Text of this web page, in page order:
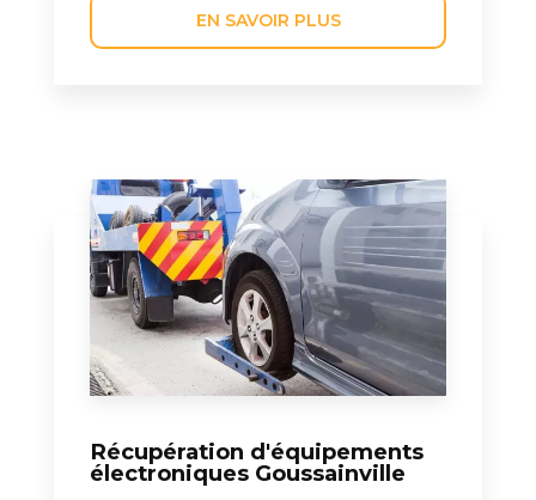
EN SAVOIR PLUS
Récupération d'équipements
électroniques Goussainville